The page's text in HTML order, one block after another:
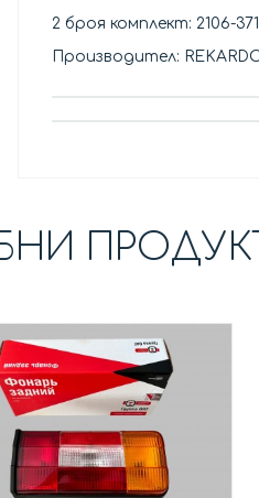
2 броя комплект: 2106-
Производител: